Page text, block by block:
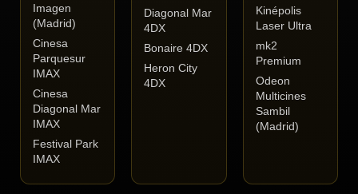
Imagen
(Madrid)
Cinesa
Parquesur
IMAX
Cinesa
Diagonal Mar
IMAX
Festival Park
IMAX
Diagonal Mar
4DX
Bonaire 4DX
Heron City
4DX
Kinépolis
Laser Ultra
mk2
Premium
Odeon
Multicines
Sambil
(Madrid)